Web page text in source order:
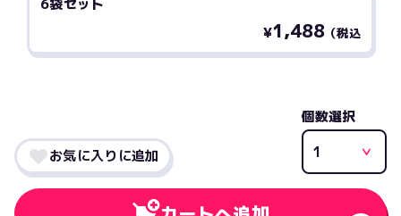
6袋セット
¥1,488 （税込
個数選択
お気に入りに追加